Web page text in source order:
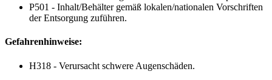
P501 - Inhalt/Behälter gemäß lokalen/nationalen Vorschriften
der Entsorgung zuführen.
Gefahrenhinweise:
H318 - Verursacht schwere Augenschäden.